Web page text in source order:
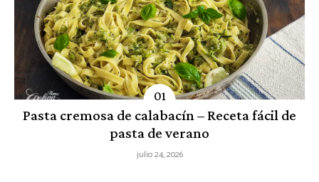
Pasta cremosa de calabacín – Receta fácil de
pasta de verano
julio 24, 2026